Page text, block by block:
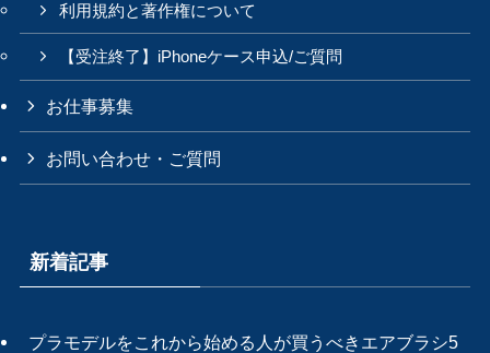
利用規約と著作権について
【受注終了】iPhoneケース申込/ご質問
お仕事募集
お問い合わせ・ご質問
新着記事
プラモデルをこれから始める人が買うべきエアブラシ5